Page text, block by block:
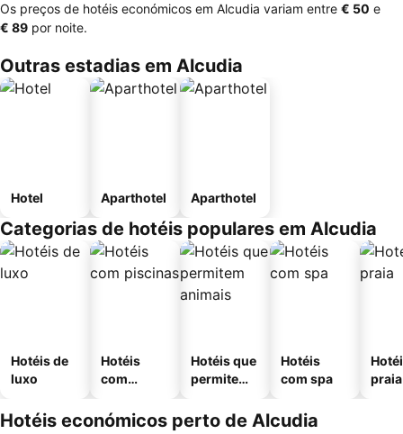
Os preços de hotéis económicos em Alcudia variam entre ‎€ 50 e
‎€ 89 por noite.
Outras estadias em Alcudia
Hotel Aparthotel Aparthotel
Categorias de hotéis populares em Alcudia
Hotéis de
luxo
Hotéis
com
Hotéis que
permitem
Hotéis
com spa
praia
Hotéis económicos perto de Alcudia